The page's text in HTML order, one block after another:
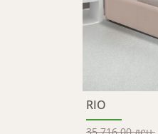
RIO
35,716.00 ден.